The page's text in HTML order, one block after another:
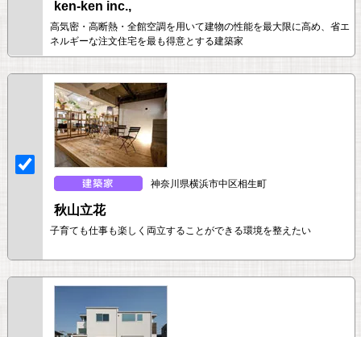
ken-ken inc.,
高気密・高断熱・全館空調を用いて建物の性能を最大限に高め、省エ
ネルギーな注文住宅を最も得意とする建築家
神奈川県横浜市中区相生町
秋山立花
子育ても仕事も楽しく両立することができる環境を整えたい